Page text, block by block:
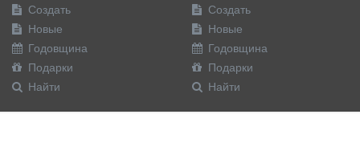
Создать
Новые
Годовщина
Подарки
Найти
Создать
Новые
Годовщина
Подарки
Найти